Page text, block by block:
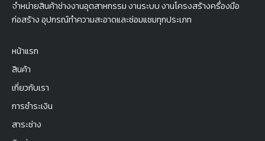
จำหน่ายสินค้าช่างงานอุตสาหกรรม งานระบบ งานโครงสร้างครื่องมือ
ก่อสร้าง อุปกรณ์ทำความสะอาดและซ่อมแซมทุกประเภท
หน้าแรก
สินค้า
เกี่ยวกับเรา
การชำระเงิน
สาระช่าง